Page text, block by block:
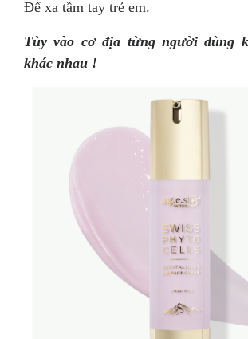
Để xa tầm tay trẻ em.
Tùy vào cơ địa từng người dùng
khác nhau !